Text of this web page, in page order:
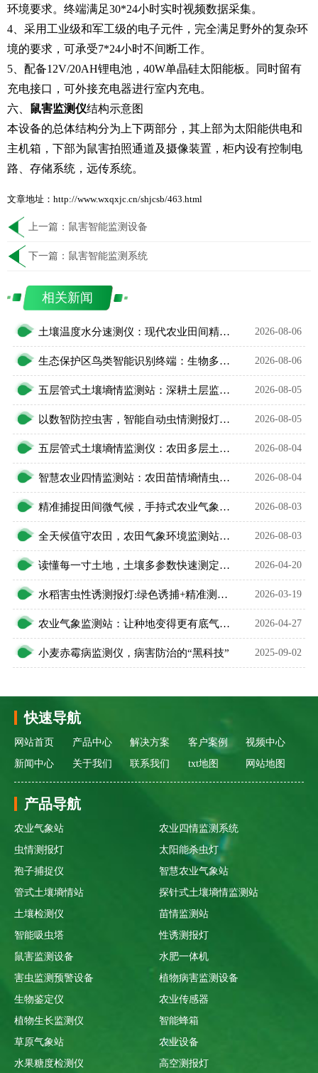
环境要求。终端满足30*24小时实时视频数据采集。
4、采用工业级和军工级的电子元件，完全满足野外的复杂环
境的要求，可承受7*24小时不间断工作。
5、配备12V/20AH锂电池，40W单晶硅太阳能板。同时留有
充电接口，可外接充电器进行室内充电。
六、 鼠害监测仪结构示意图
本设备的总体结构分为上下两部分，其上部为太阳能供电和
主机箱，下部为鼠害拍照通道及摄像装置，柜内设有控制电
路、存储系统，远传系统。
文章地址：http://www.wxqxjc.cn/shjcsb/463.html
上一篇： 鼠害智能监测设备
下一篇： 鼠害智能监测系统
相关新闻
土壤温度水分速测仪：现代农业田间精细化管护智能利器 2026-08-06
生态保护区鸟类智能识别终端：生物多样性保护智能监测设备 2026-08-06
五层管式土壤墒情监测站：深耕土层监测，看透土壤水情 2026-08-05
以数智防控虫害，智能自动虫情测报灯精准预判农林虫情 2026-08-05
五层管式土壤墒情监测仪：农田多层土壤水分智能监测设备 2026-08-04
智慧农业四情监测站：农田苗情墒情虫情灾情一体化监测设备 2026-08-04
精准捕捉田间微气候，手持式农业气象环境检测仪护好庄稼 2026-08-03
全天候值守农田，农田气象环境监测站升级智慧农业 2026-08-03
读懂每一寸土地，土壤多参数快速测定仪守护农耕丰收希望 2026-04-20
水稻害虫性诱测报灯:绿色诱捕+精准测报，守护水稻丰产无忧 2026-03-19
农业气象监测站：让种地变得更有底气、更有奔头 2026-04-27
小麦赤霉病监测仪，病害防治的“黑科技” 2025-09-02
快速导航
网站首页 产品中心 解决方案 客户案例
视频中心
新闻中心
关于我们 联系我们 txt地图 网站地图
产品导航
农业气象站
农业四情监测系统
虫情测报灯
太阳能杀虫灯
孢子捕捉仪
智慧农业气象站
管式土壤墒情站
探针式土壤墒情监测站
土壤检测仪
苗情监测站
智能吸虫塔
性诱测报灯
鼠害监测设备
水肥一体机
害虫监测预警设备
植物病害监测设备
生物鉴定仪
农业传感器
植物生长监测仪
智能蜂箱
草原气象站
农业设备
水果糖度检测仪
高空测报灯